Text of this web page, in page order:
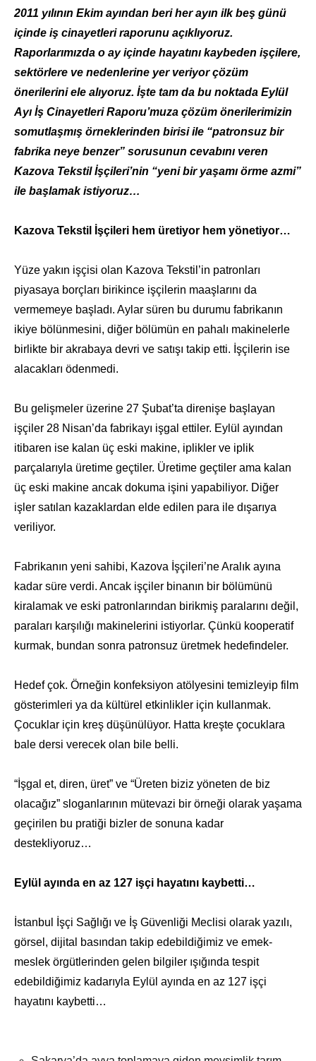
Ali
2011 yılının Ekim ayından beri her ayın ilk beş günü
içinde iş cinayetleri raporunu açıklıyoruz.
Raporlarımızda o ay içinde hayatını kaybeden işçilere,
sektörlere ve nedenlerine yer veriyor çözüm
önerilerini ele alıyoruz. İşte tam da bu noktada Eylül
Ayı İş Cinayetleri Raporu’muza çözüm önerilerimizin
somutlaşmış örneklerinden birisi ile “patronsuz bir
fabrika neye benzer” sorusunun cevabını veren
Kazova Tekstil İşçileri’nin “yeni bir yaşamı örme azmi”
ile başlamak istiyoruz…
Kazova Tekstil İşçileri hem üretiyor hem yönetiyor…
Yüze yakın işçisi olan Kazova Tekstil’in patronları
piyasaya borçları birikince işçilerin maaşlarını da
vermemeye başladı. Aylar süren bu durumu fabrikanın
ikiye bölünmesini, diğer bölümün en pahalı makinelerle
birlikte bir akrabaya devri ve satışı takip etti. İşçilerin ise
alacakları ödenmedi.
Bu gelişmeler üzerine 27 Şubat’ta direnişe başlayan
işçiler 28 Nisan’da fabrikayı işgal ettiler. Eylül ayından
itibaren ise kalan üç eski makine, iplikler ve iplik
parçalarıyla üretime geçtiler. Üretime geçtiler ama kalan
üç eski makine ancak dokuma işini yapabiliyor. Diğer
işler satılan kazaklardan elde edilen para ile dışarıya
veriliyor.
Fabrikanın yeni sahibi, Kazova İşçileri’ne Aralık ayına
kadar süre verdi. Ancak işçiler binanın bir bölümünü
kiralamak ve eski patronlarından birikmiş paralarını değil,
paraları karşılığı makinelerini istiyorlar. Çünkü kooperatif
kurmak, bundan sonra patronsuz üretmek hedefindeler.
Hedef çok. Örneğin konfeksiyon atölyesini temizleyip film
gösterimleri ya da kültürel etkinlikler için kullanmak.
Çocuklar için kreş düşünülüyor. Hatta kreşte çocuklara
bale dersi verecek olan bile belli.
“İşgal et, diren, üret” ve “Üreten biziz yöneten de biz
olacağız” sloganlarının mütevazi bir örneği olarak yaşama
geçirilen bu pratiği bizler de sonuna kadar
destekliyoruz…
Eylül ayında en az 127 işçi hayatını kaybetti…
İstanbul İşçi Sağlığı ve İş Güvenliği Meclisi olarak yazılı,
görsel, dijital basından takip edebildiğimiz ve emek-
meslek örgütlerinden gelen bilgiler ışığında tespit
edebildiğimiz kadarıyla Eylül ayında en az 127 işçi
hayatını kaybetti…